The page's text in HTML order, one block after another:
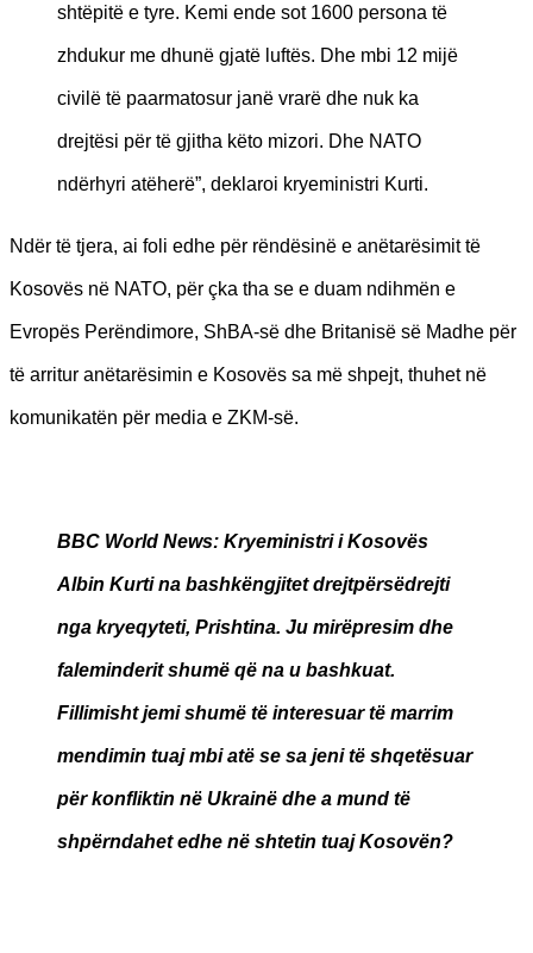
shtëpitë e tyre. Kemi ende sot 1600 persona të
zhdukur me dhunë gjatë luftës. Dhe mbi 12 mijë
civilë të paarmatosur janë vrarë dhe nuk ka
drejtësi për të gjitha këto mizori. Dhe NATO
ndërhyri atëherë”, deklaroi kryeministri Kurti.
Ndër të tjera, ai foli edhe për rëndësinë e anëtarësimit të
Kosovës në NATO, për çka tha se e duam ndihmën e
Evropës Perëndimore, ShBA-së dhe Britanisë së Madhe për
të arritur anëtarësimin e Kosovës sa më shpejt, thuhet në
komunikatën për media e ZKM-së.
BBC World News: Kryeministri i Kosovës
Albin Kurti na bashkëngjitet drejtpërsëdrejti
nga kryeqyteti, Prishtina. Ju mirëpresim dhe
faleminderit shumë që na u bashkuat.
Fillimisht jemi shumë të interesuar të marrim
mendimin tuaj mbi atë se sa jeni të shqetësuar
për konfliktin në Ukrainë dhe a mund të
shpërndahet edhe në shtetin tuaj Kosovën?